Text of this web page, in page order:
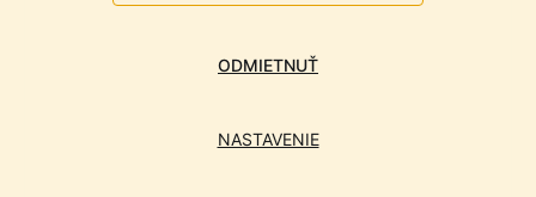
NASTAVENIE
ODMIETNUŤ